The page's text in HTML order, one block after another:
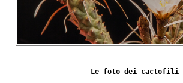
Le foto dei cactofili